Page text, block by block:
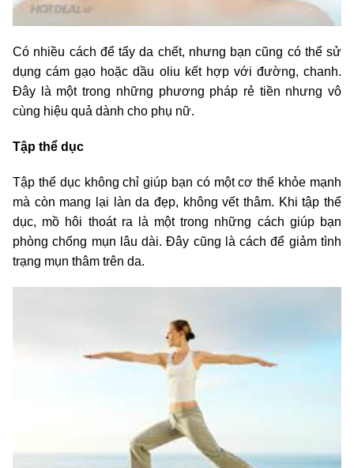
Có nhiều cách để tẩy da chết, nhưng bạn cũng có thể sử
dụng cám gạo hoặc dầu oliu kết hợp với đường, chanh.
Đây là một trong những phương pháp rẻ tiền nhưng vô
cùng hiệu quả dành cho phụ nữ.
Tập thể dục
Tập thể dục không chỉ giúp bạn có một cơ thể khỏe mạnh
mà còn mang lại làn da đẹp, không vết thâm. Khi tập thể
dục, mồ hôi thoát ra là một trong những cách giúp bạn
phòng chống mụn lâu dài. Đây cũng là cách để giảm tình
trạng mụn thâm trên da.